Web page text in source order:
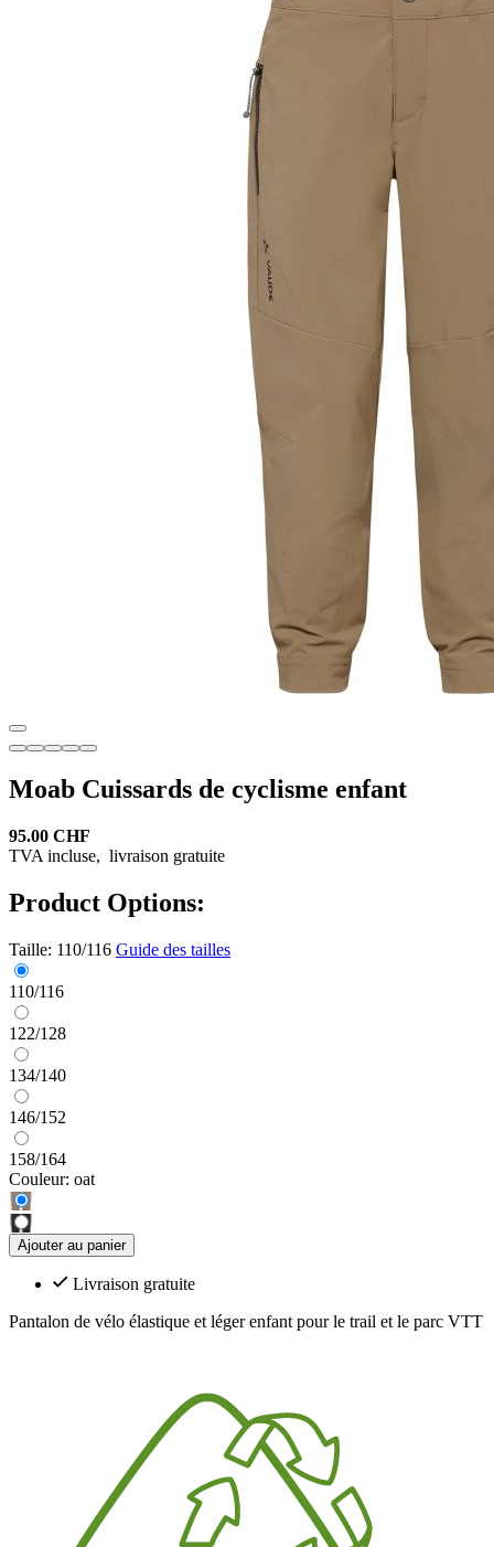
Moab Cuissards de cyclisme enfant
95.00 CHF
TVA incluse, livraison gratuite
Product Options:
Taille: 110/116 Guide des tailles
110/116
122/128
134/140
146/152
158/164
Couleur: oat
Ajouter au panier
Livraison gratuite
Pantalon de vélo élastique et léger enfant pour le trail et le parc VTT